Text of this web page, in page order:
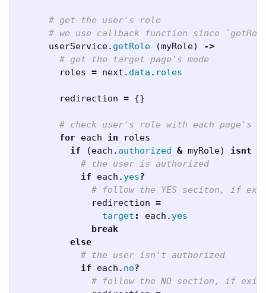
# get the user's role
# we use callback function since
userService. getRole (myRole)
->
# get the target page's mode
roles = next . data . roles
redirection = {}
# check user's role with each page's
for each in
roles
if
(each . authorized & myRole) isnt
# the user is authorized
if
each . yes?
# follow the YES seciton, if
redirection =
target : each . yes
break
else
# the user isn't authorized
if
each . no?
# follow the NO section, if